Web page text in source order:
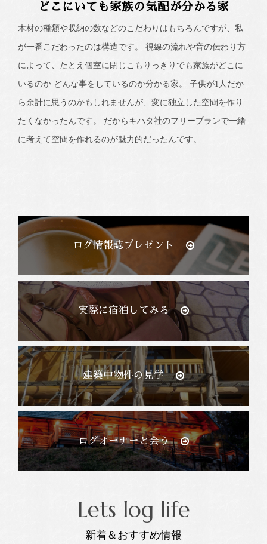
どこにいても家族の気配が分かる家
木材の種類や収納の数などのこだわりはもちろんですが、私
が一番こだわったのは構造です。 視線の流れや音の伝わり方
によって、たとえ個室に閉じこもりっきりでも家族がどこに
いるのか どんな事をしているのか分かる家。 子供が1人だか
ら余計に思うのかもしれませんが、変に独立した空間を作り
たくなかったんです。 だからキハタ社のフリープランで一緒
に考えて空間を作れるのが魅力的だったんです。
ログ情報誌プレゼント
実際に宿泊してみる
建築中物件の見学
ログオーナーと会う
Lets log life
新着＆おすすめ情報